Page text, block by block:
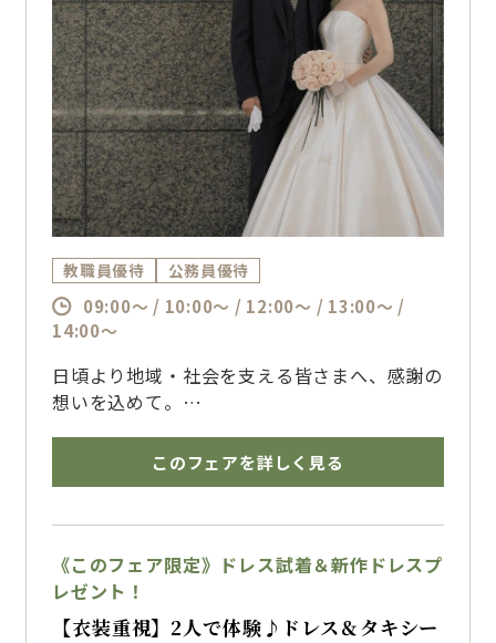
限定特典のあるフェアでお得に準備を進めたい
教職員優待 公務員優待
09:00～ / 10:00～ / 12:00～ / 13:00～ /
14:00～
日頃より地域・社会を支える皆さまへ、感謝の
想いを込めて。
なウエディングフェアを開催いたします。
“安心感”と“品格”を兼ね備えたホテルウエデ
ィング。
おふたりの大切な一日を、経験豊富なスタッフ
が丁寧にサポートいたします。
このフェアを詳しく見る
《このフェア限定》ドレス試着＆新作ドレスプ
レゼント！
【衣装重視】2人で体験♪ドレス＆タキシー